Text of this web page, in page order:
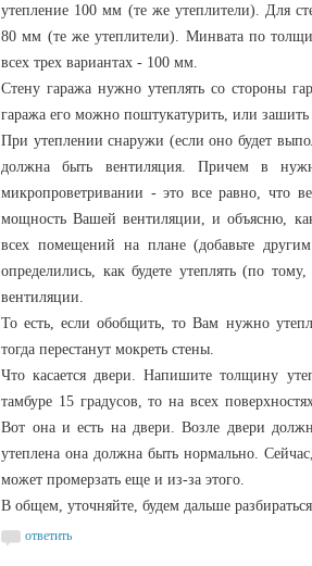
утепление 100 мм (те же утеплители). Для
80 мм (те же утеплители). Минвата по
всех трех вариантах - 100 мм.
Стену гаража нужно утеплять со стороны
гаража его можно поштукатурить, или зашить
При утеплении снаружи (если оно будет
должна быть вентиляция. Причем в
микропроветривании - это все равно, что
мощность Вашей вентиляции, и объясню,
всех помещений на плане (добавьте
определились, как будете утеплять (по
вентиляции.
То есть, если обобщить, то Вам нужно
тогда перестанут мокреть стены.
Что касается двери. Напишите толщину
тамбуре 15 градусов, то на всех
Вот она и есть на двери. Возле двери
утеплена она должна быть нормально.
может промерзать еще и из-за этого.
В общем, уточняйте, будем дальше разбираться.
ответить